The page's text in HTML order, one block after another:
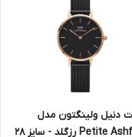
دنیل ولینگتون مدل
Petite Ashfield رزگلد - سایز 28